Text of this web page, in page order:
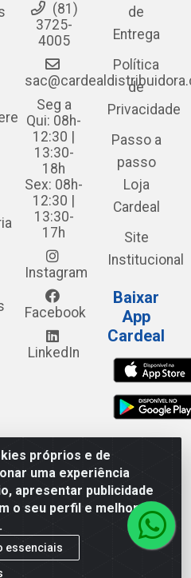
próprios e de
uma experiência
apresentar publicidade
o seu perfil e melhorar a
essenciais
(81)
3725-
4005
Seg a
Qui: 08h-
12:30 |
13:30-
18h
Sex: 08h-
12:30 |
13:30-
17h
Instagram
Facebook
LinkedIn
de
Entrega
Política
de
Privacidade
Passo a
passo
Loja
Cardeal
Site
Institucional
Baixar
App
Cardeal
Alto do Moura, 582 - Alto
- CEP 55.040-120 - CNPJ
0001-62